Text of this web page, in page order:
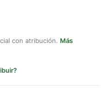
con atribución. Más